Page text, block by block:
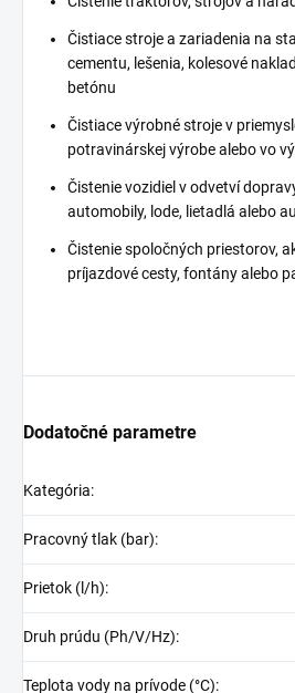
Čistiace stroje a zariadenia na
cementu, lešenia, kolesové
betónu
Čistiace výrobné stroje v
potravinárskej výrobe alebo vo
Čistenie vozidiel v odvetví
automobily, lode, lietadlá alebo
Čistenie spoločných priestorov,
príjazdové cesty, fontány alebo
Dodatočné parametre
Kategória:
Pracovný tlak (bar):
Prietok (l/h):
Druh prúdu (Ph/V/Hz):
Teplota vody na prívode (°C):